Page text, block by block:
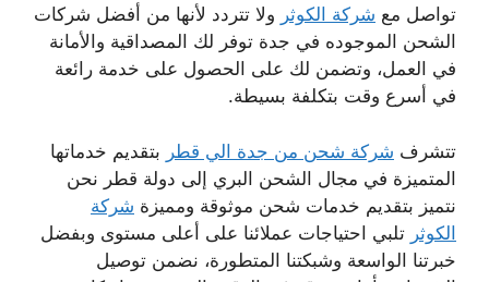
تواصل مع شركة الكوثر ولا تتردد لأنها من أفضل شركات
الشحن الموجوده في جدة توفر لك المصداقية والأمانة
في العمل، وتضمن لك على الحصول على خدمة رائعة
في أسرع وقت بتكلفة بسيطة.
تتشرف شركة شحن من جدة الي قطر بتقديم خدماتها
المتميزة في مجال الشحن البري إلى دولة قطر نحن
نتميز بتقديم خدمات شحن موثوقة ومميزة شركة
الكوثر تلبي احتياجات عملائنا على أعلى مستوى وبفضل
خبرتنا الواسعة وشبكتنا المتطورة، نضمن توصيل